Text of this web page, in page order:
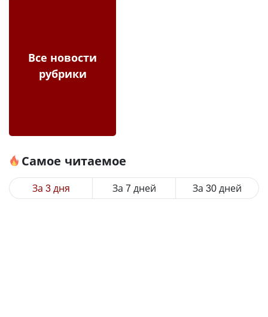
Все новости
рубрики
Самое читаемое
За 3 дня За 7 дней За 30 дней